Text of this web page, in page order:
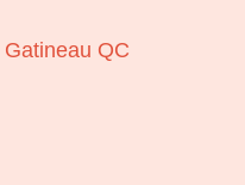
Gatineau QC